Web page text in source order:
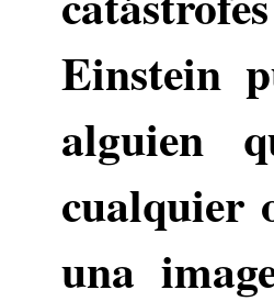
Einstein
alguien
cualquier
una